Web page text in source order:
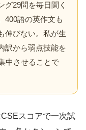
グ29問を毎日聞く
400語の英作文も
伸びない。私が生
訳から弱点技能を
中させることで
スコアで一次試